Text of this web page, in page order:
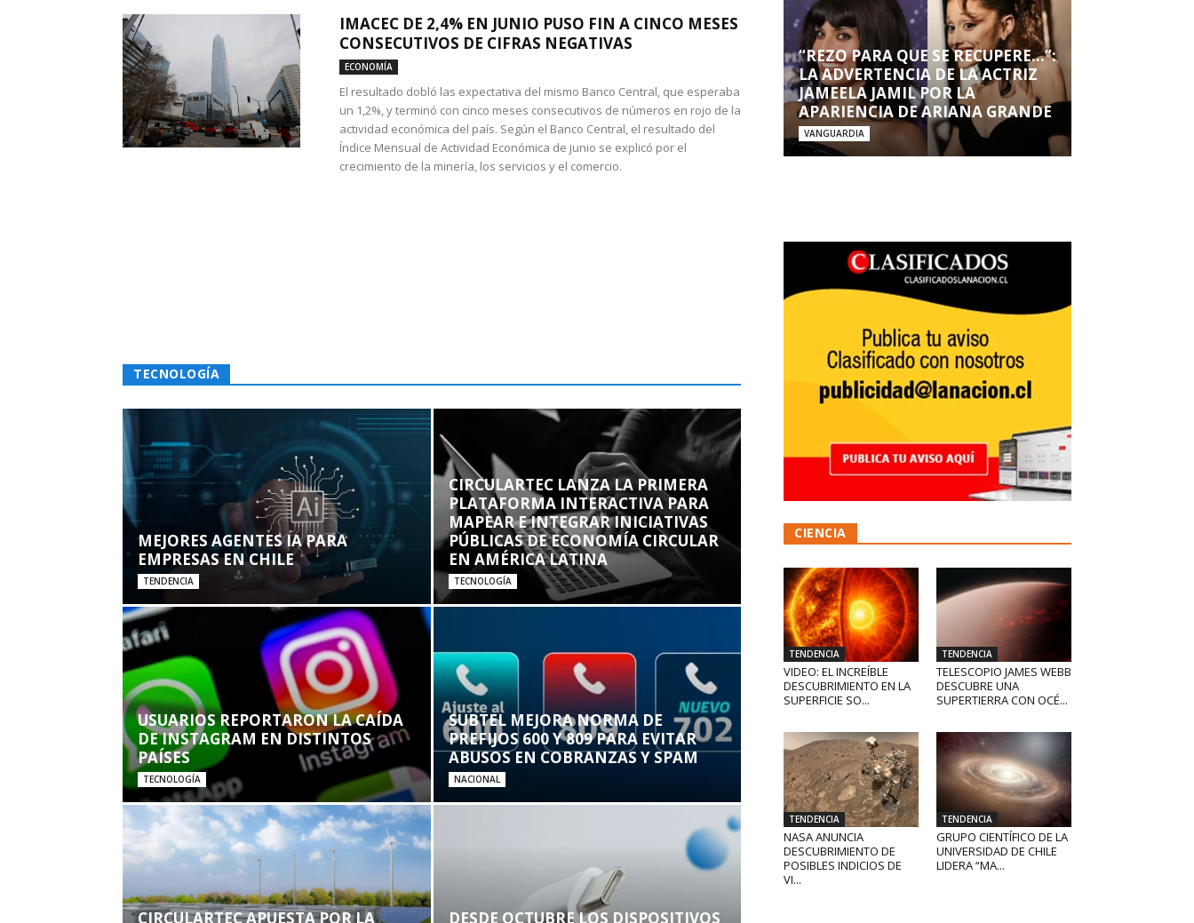
IMACEC DE 2,4% EN JUNIO PUSO FIN A CINCO MESES
CONSECUTIVOS DE CIFRAS NEGATIVAS
ECONOMÍA
El resultado dobló las expectativa del mismo Banco Central, que esperaba
un 1,2%, y terminó con cinco meses consecutivos de números en rojo de la
actividad económica del país. Según el Banco Central, el resultado del
Índice Mensual de Actividad Económica de junio se explicó por el
crecimiento de la minería, los servicios y el comercio.
TECNOLOGÍA
MEJORES AGENTES IA PARA
EMPRESAS EN CHILE
TENDENCIA
CIRCULARTEC LANZA LA PRIMERA
PLATAFORMA INTERACTIVA PARA
MAPEAR E INTEGRAR INICIATIVAS
PÚBLICAS DE ECONOMÍA CIRCULAR
EN AMÉRICA LATINA
TECNOLOGÍA
USUARIOS REPORTARON LA CAÍDA
DE INSTAGRAM EN DISTINTOS
PAÍSES
TECNOLOGÍA
SUBTEL MEJORA NORMA DE
PREFIJOS 600 Y 809 PARA EVITAR
ABUSOS EN COBRANZAS Y SPAM
NACIONAL
CIRCULARTEC APUESTA POR LA DESDE OCTUBRE LOS DISPOSITIVOS
“REZO PARA QUE SE RECUPERE…”:
LA ADVERTENCIA DE LA ACTRIZ
JAMEELA JAMIL POR LA
APARIENCIA DE ARIANA GRANDE
VANGUARDIA
CIENCIA
TENDENCIA
VIDEO: EL INCREÍBLE
DESCUBRIMIENTO EN LA
SUPERFICIE SO...
TENDENCIA
TELESCOPIO JAMES WEBB
DESCUBRE UNA
SUPERTIERRA CON OCÉ...
TENDENCIA
NASA ANUNCIA
DESCUBRIMIENTO DE
POSIBLES INDICIOS DE
VI...
TENDENCIA
GRUPO CIENTÍFICO DE LA
UNIVERSIDAD DE CHILE
LIDERA “MA...